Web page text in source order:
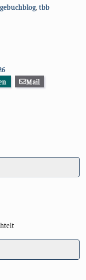
,tbb
Mail